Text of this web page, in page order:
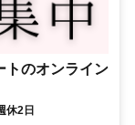
トのオンライン
休2日